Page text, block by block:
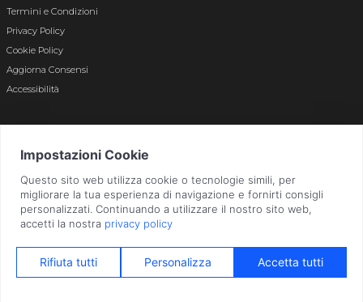
Termini e Condizioni
Privacy Policy
Cookie Policy
Aggiorna Consensi
Accessibilità
Bergamo n. 01496180165 · Capitale Sociale i.v. € 800.000,00